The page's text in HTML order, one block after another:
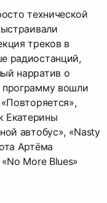
технической
треков в
радиостанций,
нарратив о
вошли
Екатерины
автобус», «Nasty
Артёма
More Blues»